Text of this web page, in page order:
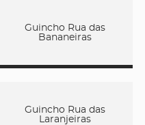
Guincho Rua das
Bananeiras
Guincho Rua das
Laranjeiras